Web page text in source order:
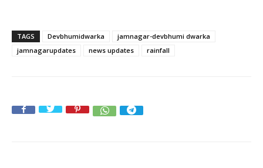
TAGS Devbhumidwarka
jamnagar-devbhumi dwarka
jamnagarupdates
news updates rainfall